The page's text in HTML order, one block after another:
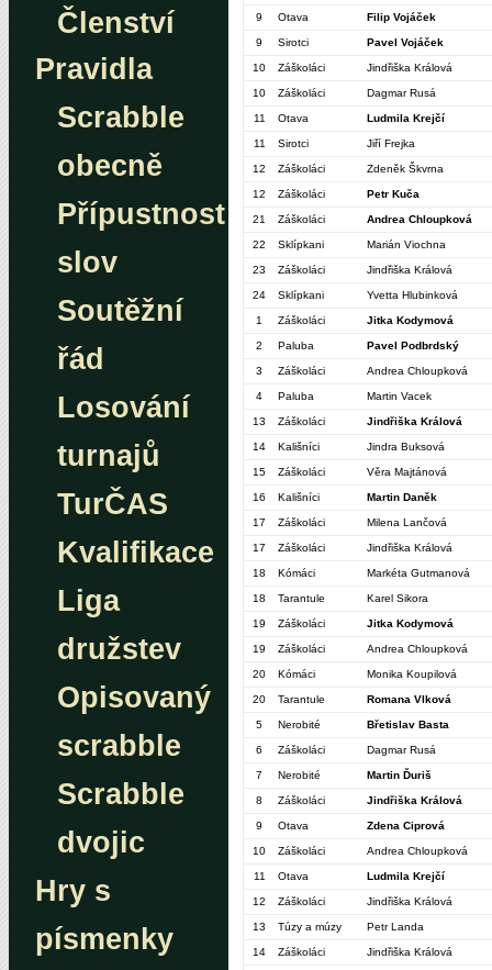
Členství
Pravidla
Scrabble
obecně
Přípustnost
slov
Soutěžní
řád
Losování
turnajů
TurČAS
Kvalifikace
Liga
družstev
Opisovaný
scrabble
Scrabble
dvojic
Hry s
písmenky
9 Otava Filip Vojáček
9 Sirotci Pavel Vojáček
10 Záškoláci Jindřiška Králová
10 Záškoláci Dagmar Rusá
11 Otava Ludmila Krejčí
11 Sirotci Jiří Frejka
12 Záškoláci Zdeněk Škvrna
12 Záškoláci Petr Kuča
21 Záškoláci Andrea Chloupková
22 Sklípkani Marián Viochna
23 Záškoláci Jindřiška Králová
24 Sklípkani Yvetta Hlubinková
1 Záškoláci Jitka Kodymová
2 Paluba Pavel Podbrdský
3 Záškoláci Andrea Chloupková
4 Paluba Martin Vacek
13 Záškoláci Jindřiška Králová
14 Kališníci Jindra Buksová
15 Záškoláci Věra Majtánová
16 Kališníci Martin Daněk
17 Záškoláci Milena Lančová
17 Záškoláci Jindřiška Králová
18 Kómáci Markéta Gutmanová
18 Tarantule Karel Sikora
19 Záškoláci Jitka Kodymová
19 Záškoláci Andrea Chloupková
20 Kómáci Monika Koupilová
20 Tarantule Romana Vlková
5 Nerobité Břetislav Basta
6 Záškoláci Dagmar Rusá
7 Nerobité Martin Ďuriš
8 Záškoláci Jindřiška Králová
9 Otava Zdena Ciprová
10 Záškoláci Andrea Chloupková
11 Otava Ludmila Krejčí
12 Záškoláci Jindřiška Králová
13 Túzy a múzy Petr Landa
14 Záškoláci Jindřiška Králová